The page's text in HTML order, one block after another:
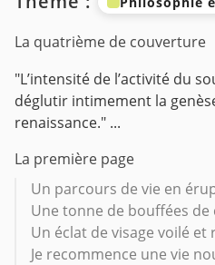
La quatrième de couverture
"L’intensité de l’activité du
déglutir intimement la
renaissance." ...
La première page
Un parcours de vie en
Une tonne de bouffées de
Un éclat de visage voilé
Je recommence une vie